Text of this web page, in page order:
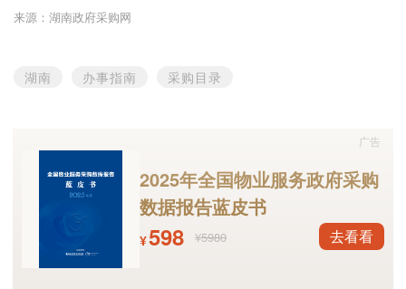
来源：湖南政府采购网
湖南 办事指南 采购目录
2025年全国物业服务政府采购
数据报告蓝皮书
¥598 ¥5980 去看看
广告